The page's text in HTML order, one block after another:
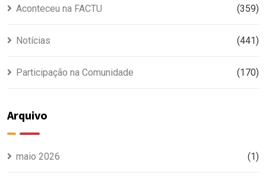
Aconteceu na FACTU (359)
Notícias (441)
Participação na Comunidade (170)
Arquivo
maio 2026 (1)